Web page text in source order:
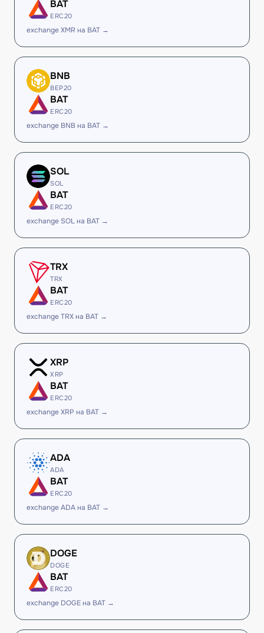
BAT
ERC20
exchange XMR на BAT →
BNB
BEP20
BAT
ERC20
exchange BNB на BAT →
SOL
SOL
BAT
ERC20
exchange SOL на BAT →
TRX
TRX
BAT
ERC20
exchange TRX на BAT →
XRP
XRP
BAT
ERC20
exchange XRP на BAT →
ADA
ADA
BAT
ERC20
exchange ADA на BAT →
DOGE
DOGE
BAT
ERC20
exchange DOGE на BAT →